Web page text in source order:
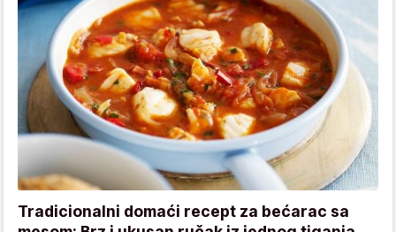
Tradicionalni domaći recept za bećarac sa